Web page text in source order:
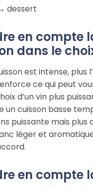
dessert
en compte
dans le
est intense, plus
ce qui peut
d’un vin plus
un cuisson basse
puissante mais plus
léger et
en compte